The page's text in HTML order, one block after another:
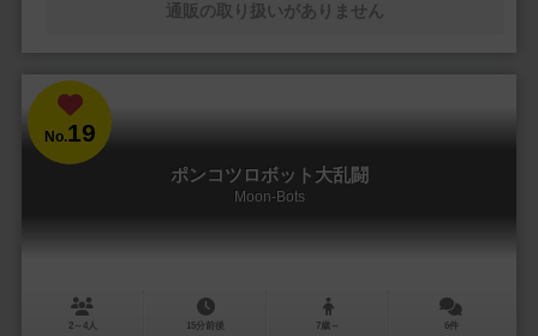
通販の取り扱いがありません
No.19
ポンコツロボット大乱闘
Moon-Bots
2～4人 15分前後 7歳～ 6件